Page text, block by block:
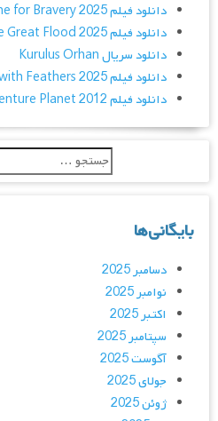
دانلود فیلم A Time for Bravery 2025
دانلود فیلم The Great Flood 2025
دانلود سریال Kurulus Orhan
دانلود فیلم The Thing with Feathers 2025
دانلود فیلم Adventure Planet 2012
بایگانی‌ها
دسامبر 2025
نوامبر 2025
اکتبر 2025
سپتامبر 2025
آگوست 2025
جولای 2025
ژوئن 2025